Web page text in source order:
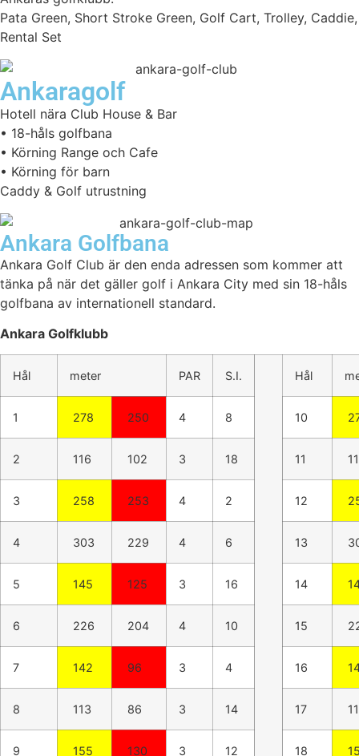
Pata Green, Short Stroke Green, Golf Cart, Trolley, Caddie,
Rental Set
Ankaragolf
Hotell nära Club House & Bar
• 18-håls golfbana
• Körning Range och Cafe
• Körning för barn
Caddy & Golf utrustning
Ankara Golfbana
Ankara Golf Club är den enda adressen som kommer att
tänka på när det gäller golf i Ankara City med sin 18-håls
golfbana av internationell standard.
Ankara Golfklubb
Hål meter PAR S.I. Hål
1 278 250 4 8 10
2 116 102 3 18 11
3 258 253 4 2 12
4 303 229 4 6 13
5 145 125 3 16 14
6 226 204 4 10 15
7 142 96 3 4 16
8 113 86 3 14 17
9 155 130 3 12 18